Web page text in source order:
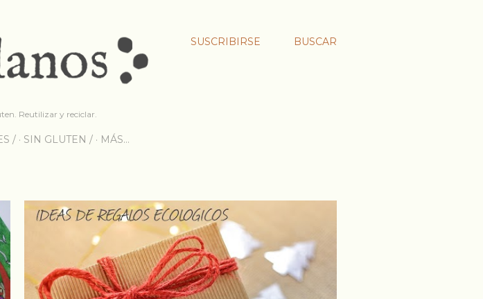
SUSCRIBIRSE BUSCAR
Reutilizar y reciclar.
/ SIN GLUTEN / MÁS…